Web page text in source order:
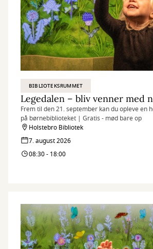
BIBLIOTEKSRUMMET
Legedalen – bliv venner med
Frem til den 21. september kan du opleve en
på børnebiblioteket | Gratis - mød bare op
Holstebro Bibliotek
7. august 2026
08:30 - 18:00